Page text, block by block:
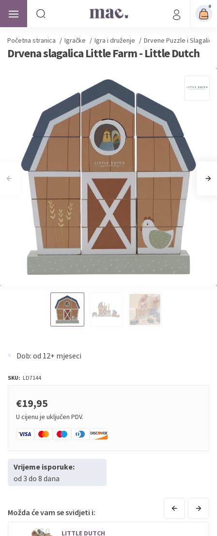
0
Početna stranica / Igračke / Igra i druženje / Drvene Puzzle i
Drvena slagalica Little Farm - Little Dutch
Dob: od 12+ mjeseci
SKU: LD7144
€19,95
U cijenu je uključen PDV.
Vrijeme isporuke:
od 3 do 8 dana
Možda će vam se svidjeti i:
LITTLE DUTCH